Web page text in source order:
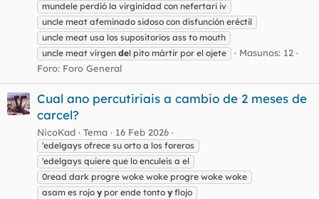
mundele perdió la virginidad con nefertari iv
uncle meat afeminado sidoso con disfunción eréctil
uncle meat usa los supositorios ass to mouth
uncle meat vírgen del pito mártir por el ojete
Masunos: 12
Foro: Foro General
Cual ano percutiriais a cambio de 2 meses de
carcel?
NicoKad Tema 16 Feb 2026
'edelgays ofrece su orto a los foreros
'edelgays quiere que lo enculeis a el
0read dark progre woke woke progre woke woke
asam es rojo y por ende tonto y flojo